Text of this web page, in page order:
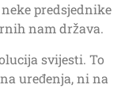
predsjednike
nam država.
svijesti. To
uređenja, ni na